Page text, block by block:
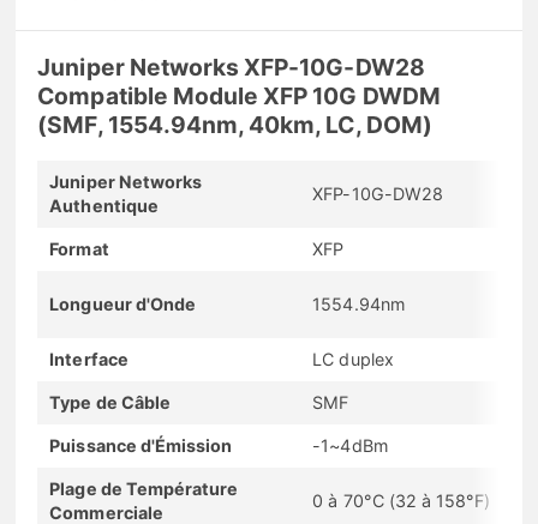
Juniper Networks XFP-10G-DW28
Compatible Module XFP 10G DWDM
(SMF, 1554.94nm, 40km, LC, DOM)
Juniper Networks
Authentique
XFP-10G-DW28
Format XFP
Longueur d'Onde 1554.94nm
Interface LC duplex
Type de Câble SMF
Puissance d'Émission -1~4dBm
Plage de Température
Commerciale
0 à 70°C (32 à 158°F)